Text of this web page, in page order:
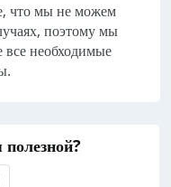
что мы не можем
поэтому мы
все необходимые